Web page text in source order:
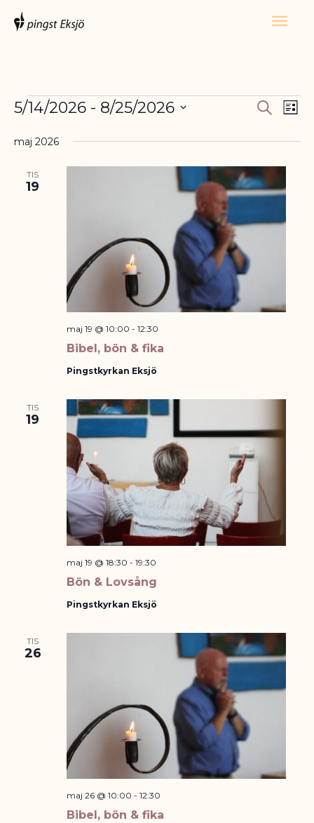
Hoppa
Evenemang Sök
Lista
5/14/2026 - 8/25/2026
datum.
maj 2026
TIS
19
Bibel, bön & fika
maj 19 @ 10:00 - 12:30
Pingstkyrkan Eksjö
TIS
19
Bön & Lovsång
maj 19 @ 18:30 - 19:30
Pingstkyrkan Eksjö
TIS
26
Bibel, bön & fika
maj 26 @ 10:00 - 12:30